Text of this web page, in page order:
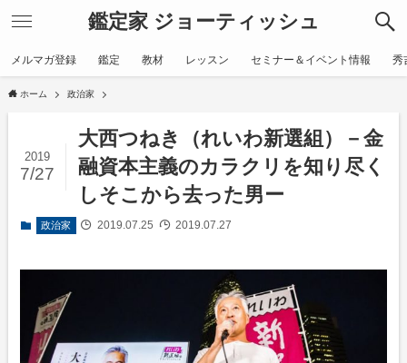
鑑定家 ジョーティッシュ
メルマガ登録 鑑定 教材 レッスン セミナー＆イベント情報 秀
ホーム 政治家
大西つねき（れいわ新選組）－金
融資本主義のカラクリを知り尽く
しそこから去った男ー
2019
7/27
政治家 2019.07.25 2019.07.27